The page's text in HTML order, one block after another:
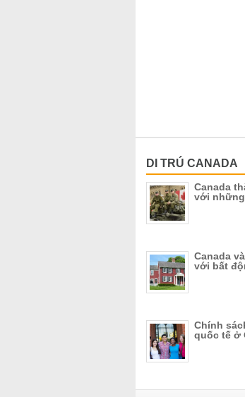
DI TRÚ CANADA
Canada
với
Canada
với bất
Chính
quốc tế ở